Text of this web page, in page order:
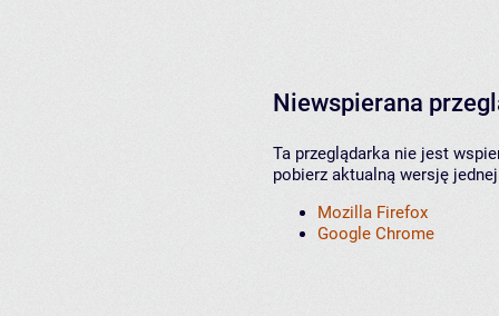
Niewspierana
Ta przeglądarka nie jest
pobierz aktualną wersję
Mozilla Firefox
Google Chrome